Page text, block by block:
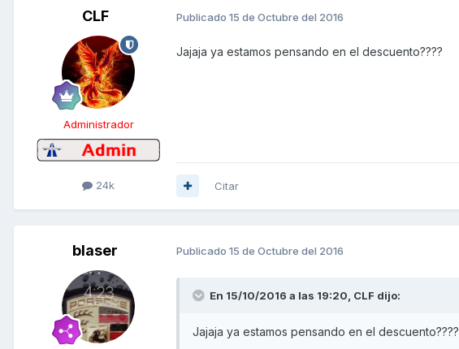
CLF
Administrador
24k
Publicado 15 de Octubre del 2016
Jajaja ya estamos pensando en el descuento????
Citar
blaser Publicado 15 de Octubre del 2016
En 15/10/2016 a las 19:20, CLF dijo:
Jajaja ya estamos pensando en el descuento????